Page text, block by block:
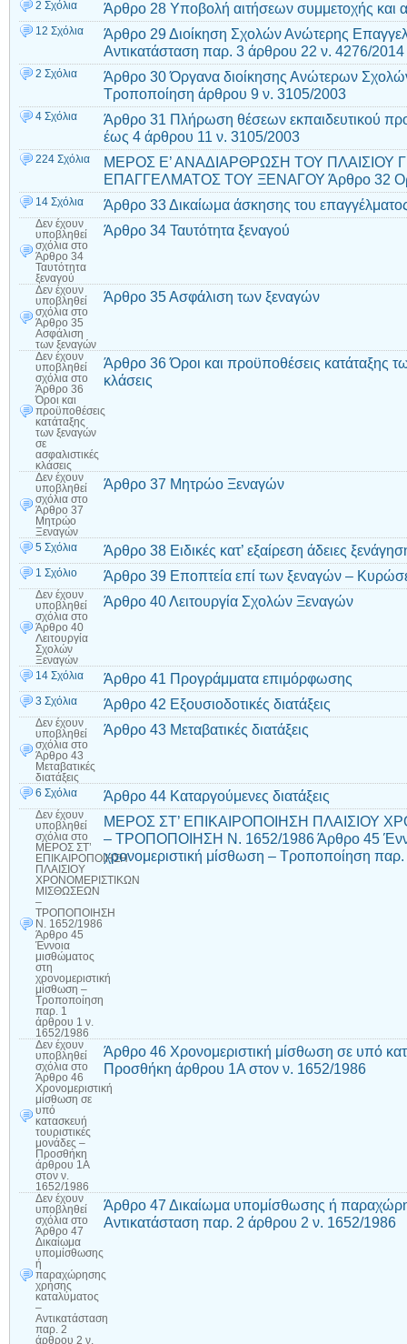
2 Σχόλια Άρθρο 28 Υποβολή αιτήσεων συμμετοχής και
12 Σχόλια
Άρθρο 29 Διοίκηση Σχολών Ανώτερης
Αντικατάσταση παρ. 3 άρθρου 22 ν. 4276/2014
2 Σχόλια
Άρθρο 30 Όργανα διοίκησης Ανώτερων
Τροποποίηση άρθρου 9 ν. 3105/2003
4 Σχόλια
Άρθρο 31 Πλήρωση θέσεων εκπαιδευτικού
έως 4 άρθρου 11 ν. 3105/2003
224 Σχόλια
ΜΕΡΟΣ Ε’ ΑΝΑΔΙΑΡΘΡΩΣΗ ΤΟΥ ΠΛΑΙΣΙΟΥ
ΕΠΑΓΓΕΛΜΑΤΟΣ ΤΟΥ ΞΕΝΑΓΟΥ Άρθρο 32
14 Σχόλια Άρθρο 33 Δικαίωμα άσκησης του
Δεν έχουν
υποβληθεί
σχόλια στο
Άρθρο 34
Ταυτότητα
ξεναγού
Άρθρο 34 Ταυτότητα ξεναγού
Δεν έχουν
υποβληθεί
σχόλια στο
Άρθρο 35
Ασφάλιση
των ξεναγών
Άρθρο 35 Ασφάλιση των ξεναγών
Δεν έχουν
υποβληθεί
σχόλια στο
Άρθρο 36
Όροι και
προϋποθέσεις
κατάταξης
των ξεναγών
σε
ασφαλιστικές
κλάσεις
Άρθρο 36 Όροι και προϋποθέσεις κατάταξης
κλάσεις
Δεν έχουν
υποβληθεί
σχόλια στο
Άρθρο 37
Μητρώο
Ξεναγών
Άρθρο 37 Μητρώο Ξεναγών
5 Σχόλια Άρθρο 38 Ειδικές κατ’ εξαίρεση άδειες
1 Σχόλιο Άρθρο 39 Εποπτεία επί των ξεναγών –
Δεν έχουν
υποβληθεί
σχόλια στο
Άρθρο 40
Λειτουργία
Σχολών
Ξεναγών
Άρθρο 40 Λειτουργία Σχολών Ξεναγών
14 Σχόλια Άρθρο 41 Προγράμματα επιμόρφωσης
3 Σχόλια Άρθρο 42 Εξουσιοδοτικές διατάξεις
Δεν έχουν
υποβληθεί
σχόλια στο
Άρθρο 43
Μεταβατικές
διατάξεις
Άρθρο 43 Μεταβατικές διατάξεις
6 Σχόλια Άρθρο 44 Καταργούμενες διατάξεις
Δεν έχουν
υποβληθεί
σχόλια στο
ΜΕΡΟΣ ΣΤ’
ΕΠΙΚΑΙΡΟΠΟΙΗΣΗ
ΠΛΑΙΣΙΟΥ
ΧΡΟΝΟΜΕΡΙΣΤΙΚΩΝ
ΜΙΣΘΩΣΕΩΝ
–
ΤΡΟΠΟΠΟΙΗΣΗ
Ν. 1652/1986
Άρθρο 45
Έννοια
μισθώματος
στη
χρονομεριστική
μίσθωση –
Τροποποίηση
παρ. 1
άρθρου 1 ν.
1652/1986
ΜΕΡΟΣ ΣΤ’ ΕΠΙΚΑΙΡΟΠΟΙΗΣΗ ΠΛΑΙΣΙΟΥ
– ΤΡΟΠΟΠΟΙΗΣΗ Ν. 1652/1986 Άρθρο 45
χρονομεριστική μίσθωση – Τροποποίηση
Δεν έχουν
υποβληθεί
σχόλια στο
Άρθρο 46
Χρονομεριστική
μίσθωση σε
υπό
κατασκευή
τουριστικές
μονάδες –
Προσθήκη
άρθρου 1Α
στον ν.
1652/1986
Άρθρο 46 Χρονομεριστική μίσθωση σε υπό
Προσθήκη άρθρου 1Α στον ν. 1652/1986
Δεν έχουν
υποβληθεί
σχόλια στο
Άρθρο 47
Δικαίωμα
υπομίσθωσης
ή
παραχώρησης
χρήσης
καταλύματος
–
Αντικατάσταση
παρ. 2
άρθρου 2 ν.
Άρθρο 47 Δικαίωμα υπομίσθωσης ή
Αντικατάσταση παρ. 2 άρθρου 2 ν. 1652/1986